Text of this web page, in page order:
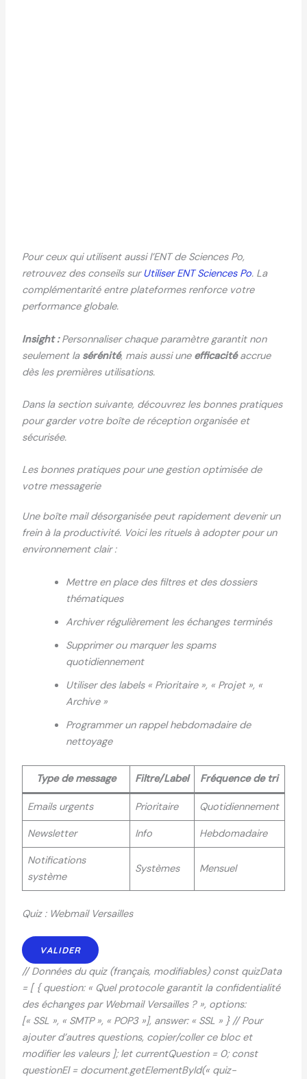
Pour ceux qui utilisent aussi l’ENT de Sciences Po,
retrouvez des conseils surUtiliser ENT Sciences Po. La
complémentarité entre plateformes renforce votre
performance globale.
Insight :Personnaliser chaque paramètre garantit non
seulement la sérénité, mais aussi une efficacitéaccrue
dès les premières utilisations.
Dans la section suivante, découvrez les bonnes pratiques
pour garder votre boîte de réception organisée et
sécurisée.
Les bonnes pratiques pour une gestion optimisée de
votre messagerie
Une boîte mail désorganisée peut rapidement devenir un
frein à la productivité. Voici les rituels à adopter pour un
environnement clair :
Mettre en place des filtres et des dossiers
thématiques
Archiver régulièrement les échanges terminés
Supprimer ou marquer les spams
quotidiennement
Utiliser des labels « Prioritaire », « Projet », «
Archive »
Programmer un rappel hebdomadaire de
nettoyage
Type de message Filtre/Label Fréquence de tri
Emails urgents Prioritaire Quotidiennement
Newsletter Info Hebdomadaire
Notifications
système
Systèmes Mensuel
Quiz : Webmail Versailles
VALIDER
// Données du quiz (français, modifiables) const quizData
= [ { question: « Quel protocole garantit la confidentialité
des échanges par Webmail Versailles ? », options:
[« SSL », « SMTP », « POP3 »], answer: « SSL » } // Pour
ajouter d’autres questions, copier/coller ce bloc et
modifier les valeurs ]; let currentQuestion = 0; const
questionEl = document.getElementById(« quiz-